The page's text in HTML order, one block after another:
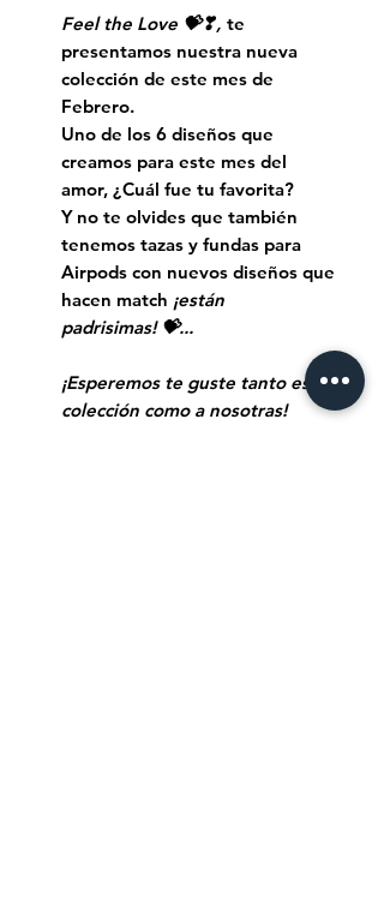
Feel the Love 💝❣, te
presentamos nuestra nueva
colección de este mes de
Febrero.
Uno de los 6 diseños que
creamos para este mes del
amor, ¿Cuál fue tu favorita?
Y no te olvides que también
tenemos tazas y fundas para
Airpods con nuevos diseños que
hacen match ¡están
padrisimas! 💝...
¡Esperemos te guste tanto esta
colección como a nosotras!